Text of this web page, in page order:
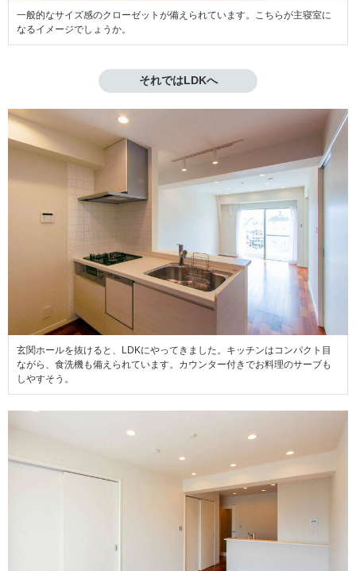
一般的なサイズ感のクローゼットが備えられています。こちらが主寝室に
なるイメージでしょうか。
それではLDKへ
玄関ホールを抜けると、LDKにやってきました。キッチンはコンパクト目
ながら、食洗機も備えられています。カウンター付きでお料理のサーブも
しやすそう。